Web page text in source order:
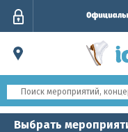
Выбрать